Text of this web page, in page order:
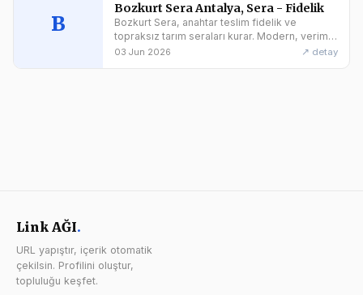
B
Bozkurt Sera Antalya, Sera - Fidelik
Bozkurt Sera, anahtar teslim fidelik ve
topraksız tarım seraları kurar. Modern, verimli
ve profesyonel sera çözümleri sunar.
03 Jun 2026 ↗ detay
Link AĞI.
URL yapıştır, içerik otomatik
çekilsin. Profilini oluştur,
topluluğu keşfet.